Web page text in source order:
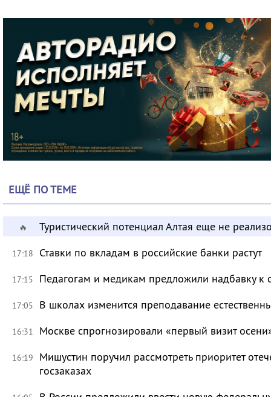
ЕЩЁ ПО ТЕМЕ
🔥 Туристический потенциал Алтая еще не
17:18 Ставки по вкладам в российские банки растут
17:15 Педагогам и медикам предложили надбавку к
17:05 В школах изменится преподавание
16:31 Москве спрогнозировали «первый визит
16:19
Мишустин поручил рассмотреть приоритет
госзаказах